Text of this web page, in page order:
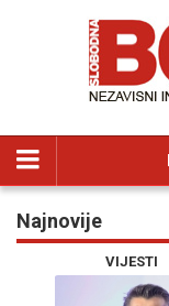
Najnovije
VIJESTI